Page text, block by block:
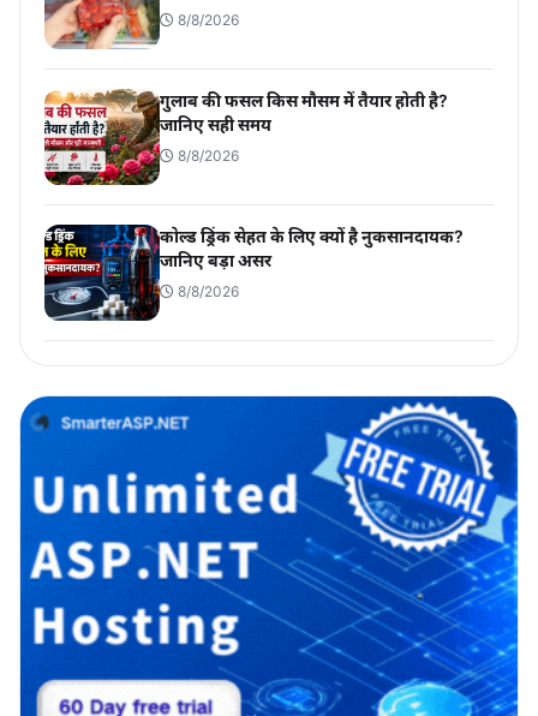
8/8/2026
गुलाब की फसल किस मौसम में तैयार होती है?
जानिए सही समय
8/8/2026
कोल्ड ड्रिंक सेहत के लिए क्यों है नुकसानदायक?
जानिए बड़ा असर
8/8/2026